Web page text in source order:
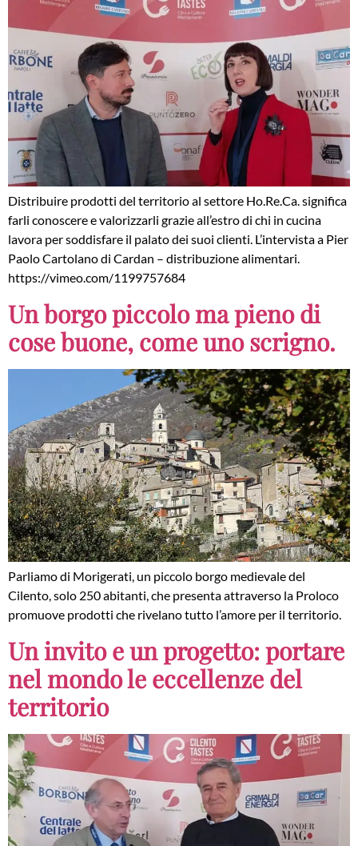
Distribuire prodotti del territorio al settore Ho.Re.Ca. significa
farli conoscere e valorizzarli grazie all’estro di chi in cucina
lavora per soddisfare il palato dei suoi clienti. L’intervista a Pier
Paolo Cartolano di Cardan – distribuzione alimentari.
https://vimeo.com/1199757684
Un borgo piccolo ma pieno di
cose buone, come uno scrigno.
Parliamo di Morigerati, un piccolo borgo medievale del
Cilento, solo 250 abitanti, che presenta attraverso la Proloco
promuove prodotti che rivelano tutto l’amore per il territorio.
Un invito e un progetto: portare
nel mondo le eccellenze del
territorio